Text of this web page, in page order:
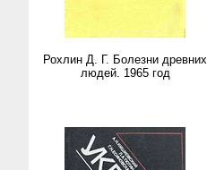
Рохлин Д. Г. Болезни древних
людей. 1965 год